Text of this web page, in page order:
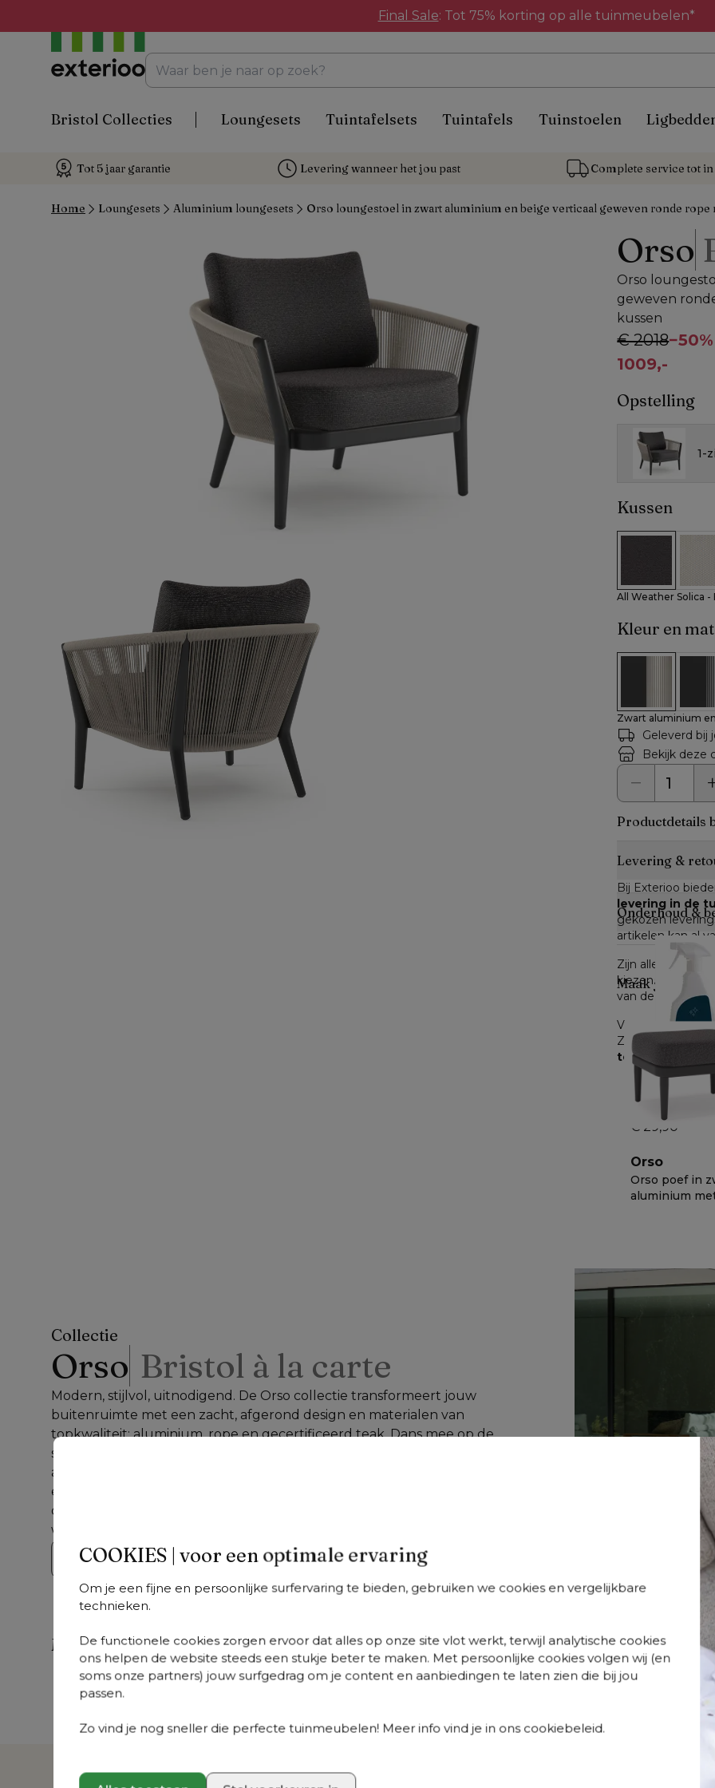
COOKIES | voor een optimale ervaring
Om je een fijne en persoonlijke surfervaring te bieden, gebruiken we cookies en vergelijkbare
technieken.
De functionele cookies zorgen ervoor dat alles op onze site vlot werkt, terwijl analytische cookies
ons helpen de website steeds een stukje beter te maken. Met persoonlijke cookies volgen wij (en
soms onze partners) jouw surfgedrag om je content en aanbiedingen te laten zien die bij jou
passen.
Zo vind je nog sneller die perfecte tuinmeubelen! Meer info vind je in ons cookiebeleid.
Final Sale: Tot 75% korting op alle tuinmeubelen*
Bristol Collecties Loungesets Tuintafelsets Tuintafels Tuinstoelen
Tot 5 jaar garantie Levering wanneer het jou past Complete service tot
Home Loungesets Aluminium loungesets Orso loungestoel in zwart aluminium en beige verticaal geweven ronde
Orso
Orso
geweven
kussen
€ 2018−50%
1009,-
Opstelling
1-
Kussen
All Weather
All
All Weather Solica
Kleur en
Zwart
Zwart aluminium
Geleverd bij
Bekijk deze
Productdetails
Levering &
Bij Exterioo
levering in de
gekozen
artikelen kan al
Zijn alle artikelen
kiezen. Zijn niet
van de
Voor producten
Zodra je dit hebt
terug te sturen
Onderhoud &
Bristol textiel
€ 29,90
Maak je look
Orso
Orso poef in
aluminium
Collectie
Orso Bristol à la carte
Modern, stijlvol, uitnodigend. De Orso collectie transformeert jouw
buitenruimte met een zacht, afgerond design en materialen van
topkwaliteit: aluminium, rope en gecertificeerd teak. Dans mee op de
speelse lijnen van de Orso lounge, verzoen comfort met elegantie
aan de bijpassende Orso tuintafels en maak van jouw tuin of terras
een plek om weg te dromen. Orso combineert verfijning met
ontspanning en biedt een buitenbeleving van de bovenste plank,
waardoor elk moment buiten bijzonder wordt.
Bekijk de collectie
Meer uit deze collectie
Orso + varianten
Orso loungebank
en zwart verticaal
Natte Charcoal
Orso + varianten
en zwart verticaal
Marbella Tunder all
Orso + varianten
afgerond in zwart
Orso + varianten
aluminium en
Orso
Orso loungeset in
zwart aluminium
en zwart